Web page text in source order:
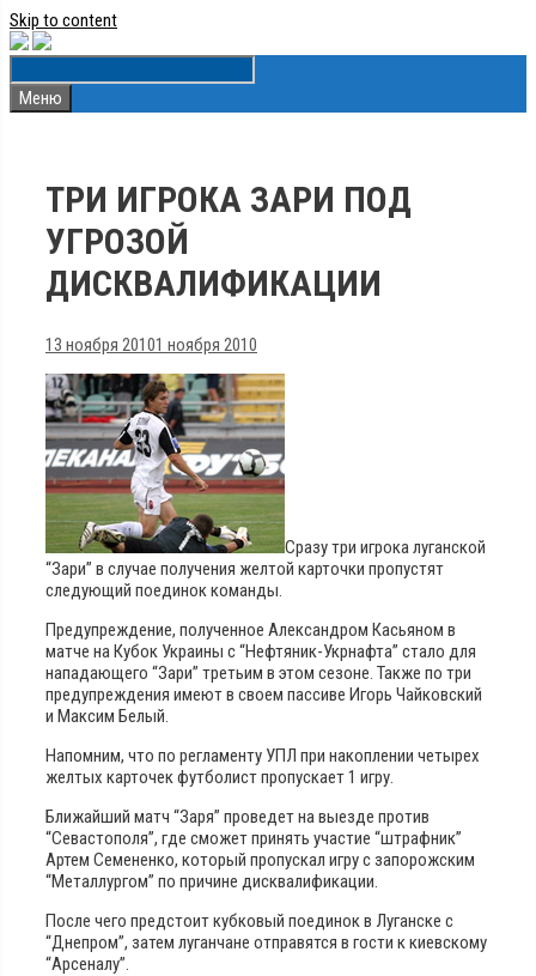
Skip to content
Меню
ТРИ ИГРОКА ЗАРИ ПОД
УГРОЗОЙ
ДИСКВАЛИФИКАЦИИ
13 ноября 20101 ноября 2010
Сразу три игрока луганской
“Зари” в случае получения желтой карточки пропустят
следующий поединок команды.
Предупреждение, полученное Александром Касьяном в
матче на Кубок Украины с “Нефтяник-Укрнафта” стало для
нападающего “Зари” третьим в этом сезоне. Также по три
предупреждения имеют в своем пассиве Игорь Чайковский
и Максим Белый.
Напомним, что по регламенту УПЛ при накоплении четырех
желтых карточек футболист пропускает 1 игру.
Ближайший матч “Заря” проведет на выезде против
“Севастополя”, где сможет принять участие “штрафник”
Артем Семененко, который пропускал игру с запорожским
“Металлургом” по причине дисквалификации.
После чего предстоит кубковый поединок в Луганске с
“Днепром”, затем луганчане отправятся в гости к киевскому
“Арсеналу”.